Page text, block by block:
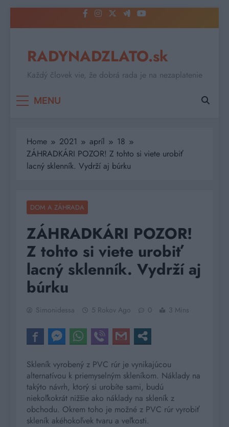
to
RADYNADZLATO.sk
Každý človek vie, že dobrá rada je na nezaplatenie
MENU
Home 2021 apríl
18
ZÁHRADKÁRI POZOR! Z tohto si viete urobiť
lacný sklenník. Vydrží aj búrku
DOM A ZÁHRADA
ZÁHRADKÁRI POZOR!
Z tohto si viete urobiť
lacný sklenník. Vydrží aj
búrku
Simonidessa 5 Rokov Ago 0 3 Mins
Skleník vyrobený z PVC rúr je vynikajúcou
alternatívou k priemyselným skleníkom. Náklady na
takýto návrh, ktorý si urobíte sami, budú
niekoľkokrát nižšie ako náklady na skleník z
obchodu. Okrem toho je možné z PVC rúr vyrobiť
skleník akéhokoľvek tvaru a veľkosti.